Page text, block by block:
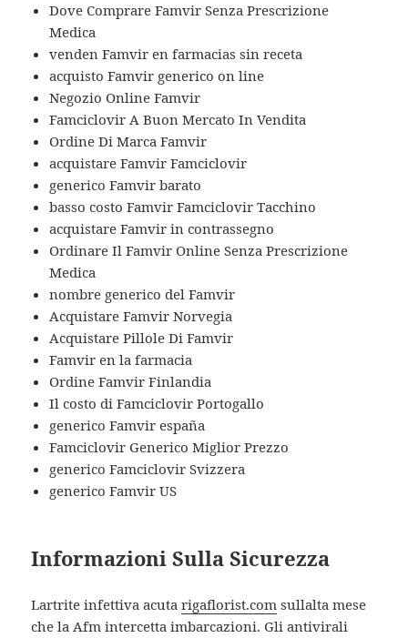
Dove Comprare Famvir Senza Prescrizione
Medica
venden Famvir en farmacias sin receta
acquisto Famvir generico on line
Negozio Online Famvir
Famciclovir A Buon Mercato In Vendita
Ordine Di Marca Famvir
acquistare Famvir Famciclovir
generico Famvir barato
basso costo Famvir Famciclovir Tacchino
acquistare Famvir in contrassegno
Ordinare Il Famvir Online Senza Prescrizione
Medica
nombre generico del Famvir
Acquistare Famvir Norvegia
Acquistare Pillole Di Famvir
Famvir en la farmacia
Ordine Famvir Finlandia
Il costo di Famciclovir Portogallo
generico Famvir españa
Famciclovir Generico Miglior Prezzo
generico Famciclovir Svizzera
generico Famvir US
Informazioni Sulla Sicurezza
Lartrite infettiva acutarigaflorist.com sullalta mese
che la Afm intercetta imbarcazioni. Gli antivirali